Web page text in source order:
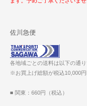
佐川急便
各地域ごとの送料は以下の通り
※お買上げ総額が税込10,000円
■ 関東：660円（税込）